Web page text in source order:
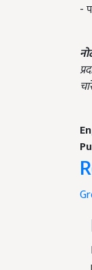
-